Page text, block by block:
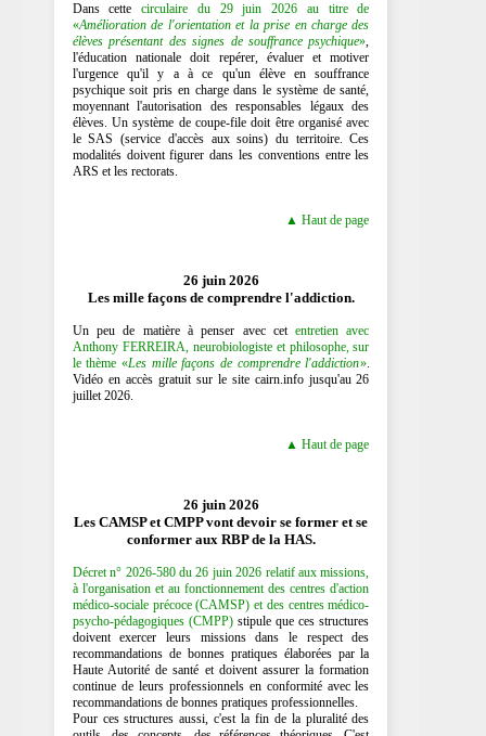
Dans cettecirculaire du 29 juin 2026 au titre de
«Amélioration de l'orientation et la prise en charge des
élèves présentant des signes de souffrance psychique»,
l'éducation nationale doit repérer, évaluer et motiver
l'urgence qu'il y a à ce qu'un élève en souffrance
psychique soit pris en charge dans le système de santé,
moyennant l'autorisation des responsables légaux des
élèves. Un système de coupe-file doit être organisé avec
le SAS (service d'accès aux soins) du territoire. Ces
modalités doivent figurer dans les conventions entre les
ARS et les rectorats.
▲ Haut de page
26 juin 2026
Les mille façons de comprendre l'addiction.
Un peu de matière à penser avec cetentretien avec
Anthony FERREIRA, neurobiologiste et philosophe, sur
le thème «Les mille façons de comprendre l'addiction».
Vidéo en accès gratuit sur le site cairn.info jusqu'au 26
juillet 2026.
▲ Haut de page
26 juin 2026
Les CAMSP et CMPP vont devoir se former et se
conformer aux RBP de la HAS.
Décret n° 2026-580 du 26 juin 2026 relatif aux missions,
à l'organisation et au fonctionnement des centres d'action
médico-sociale précoce (CAMSP) et des centres médico-
psycho-pédagogiques (CMPP)stipule que ces structures
doivent exercer leurs missions dans le respect des
recommandations de bonnes pratiques élaborées par la
Haute Autorité de santé et doivent assurer la formation
continue de leurs professionnels en conformité avec les
recommandations de bonnes pratiques professionnelles.
Pour ces structures aussi, c'est la fin de la pluralité des